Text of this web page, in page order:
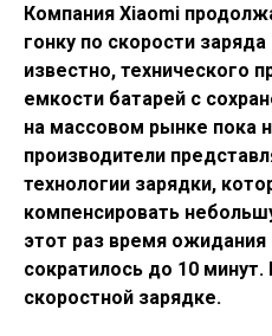
Компания Xiaomi
гонку по скорости
известно, технического
емкости батарей с
на массовом рынке пока
производители
технологии зарядки,
компенсировать
этот раз время ожидания
сократилось до 10
скоростной зарядке.